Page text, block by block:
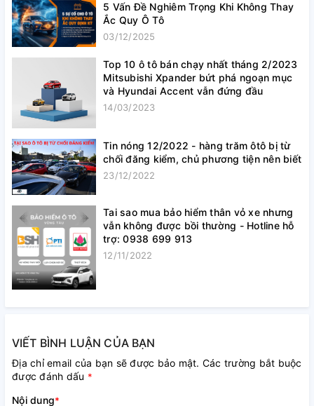
5 Vấn Đề Nghiêm Trọng Khi Không Thay
Ắc Quy Ô Tô
03/12/2025
Top 10 ô tô bán chạy nhất tháng 2/2023
Mitsubishi Xpander bứt phá ngoạn mục
và Hyundai Accent vẫn đứng đầu
14/03/2023
Tin nóng 12/2022 - hàng trăm ôtô bị từ
chối đăng kiểm, chủ phương tiện nên biết
23/12/2022
Tai sao mua bảo hiểm thân vỏ xe nhưng
vẫn không được bồi thường - Hotline hỗ
trợ: 0938 699 913
12/11/2022
VIẾT BÌNH LUẬN CỦA BẠN
Địa chỉ email của bạn sẽ được bảo mật. Các trường bắt buộc
được đánh dấu *
Nội dung*